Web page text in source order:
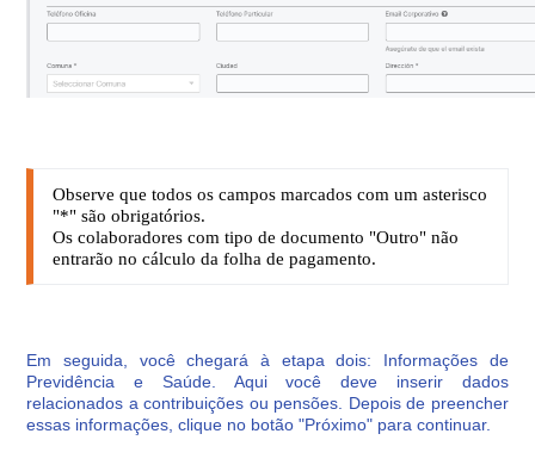
Observe que todos os campos marcados com um asterisco
"*" são obrigatórios.
Os colaboradores com tipo de documento "Outro" não
entrarão no cálculo da folha de pagamento.
Em seguida, você chegará à etapa dois: Informações de
Previdência e Saúde. Aqui você deve inserir dados
relacionados a contribuições ou pensões. Depois de preencher
essas informações, clique no botão "Próximo" para continuar.